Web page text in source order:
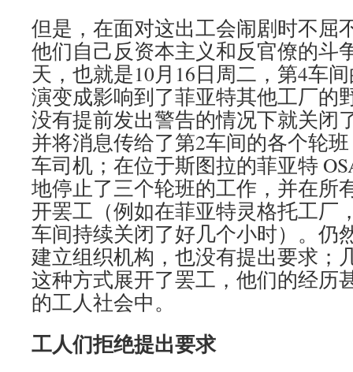
但是，在面对这出工会闹剧时不屈
他们自己反资本主义和反官僚的斗
天，也就是10月16日周二，第4车
演变成影响到了菲亚特其他工厂的
没有提前发出警告的情况下就关闭
并将消息传给了第2车间的各个轮
车司机；在位于斯图拉的菲亚特
地停止了三个轮班的工作，并在所
开罢工（例如在菲亚特灵格托工厂
车间持续关闭了好几个小时）。仍
建立组织机构，也没有提出要求；
这种方式展开了罢工，他们的经历
的工人社会中。
工人们拒绝提出要求